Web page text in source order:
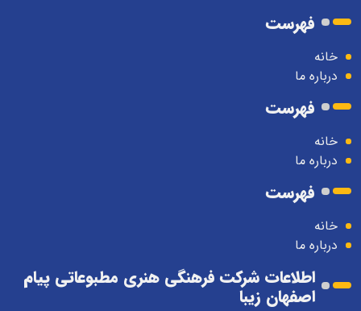
فهرست
خانه
درباره ما
فهرست
خانه
درباره ما
فهرست
خانه
درباره ما
اطلاعات شرکت فرهنگی هنری مطبوعاتی پیام
اصفهان زیبا